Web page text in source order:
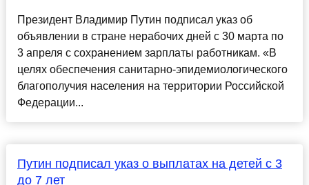
Президент Владимир Путин подписал указ об
объявлении в стране нерабочих дней с 30 марта по
3 апреля с сохранением зарплаты работникам. «В
целях обеспечения санитарно-эпидемиологического
благополучия населения на территории Российской
Федерации...
Путин подписал указ о выплатах на детей с 3
до 7 лет